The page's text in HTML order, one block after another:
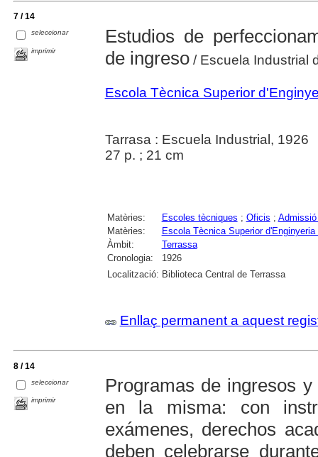
7 / 14
seleccionar
imprimir
Estudios de
de ingreso/ Escuela Industrial
Escola Tècnica Superior
Tarrasa : Escuela Industrial, 1926
27 p. ; 21 cm
Matèries: Escoles tècniques ; Oficis ;
Matèries:
Escola Tècnica Superior
Àmbit:
Terrassa
Cronologia:
1926
Localització: Biblioteca Central de Terrassa
Enllaç permanent a aquest
8 / 14
seleccionar
imprimir
Programas de ingresos
en la misma: con
exámenes, derechos
deben celebrarse